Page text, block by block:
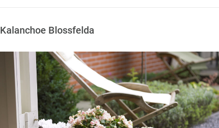
Kalanchoe Blossfelda